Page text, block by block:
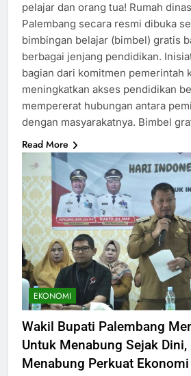
pelajar dan orang tua! Rumah
Palembang secara resmi dibuka
bimbingan belajar (bimbel) gratis
berbagai jenjang pendidikan.
bagian dari komitmen pemerintah
meningkatkan akses pendidikan
mempererat hubungan antara
dengan masyarakatnya. Bimbel
Read More
EKONOMI
Wakil Bupati Palembang
Untuk Menabung Sejak
Menabung Perkuat Ekonomi